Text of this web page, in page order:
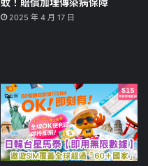
2025 年 4 月 17 日